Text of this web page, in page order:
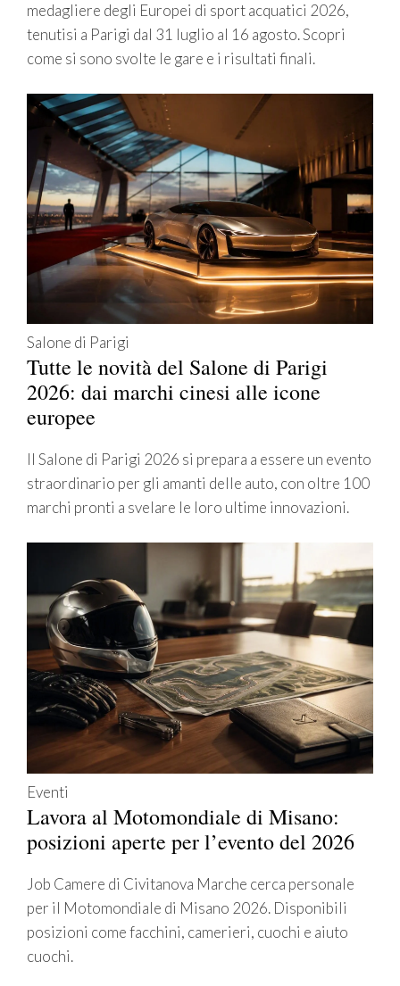
medagliere degli Europei di sport acquatici 2026,
tenutisi a Parigi dal 31 luglio al 16 agosto. Scopri
come si sono svolte le gare e i risultati finali.
Salone di Parigi
Tutte le novità del Salone di Parigi
2026: dai marchi cinesi alle icone
europee
Il Salone di Parigi 2026 si prepara a essere un evento
straordinario per gli amanti delle auto, con oltre 100
marchi pronti a svelare le loro ultime innovazioni.
Eventi
Lavora al Motomondiale di Misano:
posizioni aperte per l’evento del 2026
Job Camere di Civitanova Marche cerca personale
per il Motomondiale di Misano 2026. Disponibili
posizioni come facchini, camerieri, cuochi e aiuto
cuochi.